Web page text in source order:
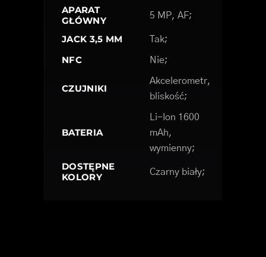
APARAT
GŁÓWNY
5 MP, AF;
JACK 3,5 MM Tak;
NFC Nie;
CZUJNIKI
Akcelerometr,
bliskość;
BATERIA
Li-Ion 1600
mAh,
wymienny;
DOSTĘPNE
KOLORY
Czarny biały;